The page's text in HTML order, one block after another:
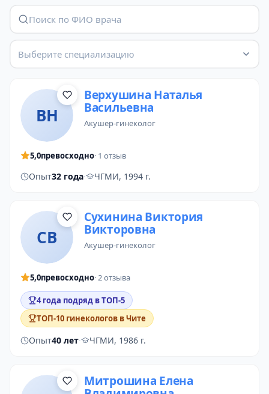
Выберите специализацию
ВН
Верхушина Наталья
Васильевна
акушер-гинеколог
5,0превосходно· 1 отзыв
Опыт32 года· ЧГМИ, 1994 г.
СВ
Сухинина Виктория
Викторовна
акушер-гинеколог
5,0превосходно· 2 отзыва
4 года подряд в ТОП-5
ТОП-10 гинекологов в Чите
Опыт40 лет· ЧГМИ, 1986 г.
Митрошина Елена